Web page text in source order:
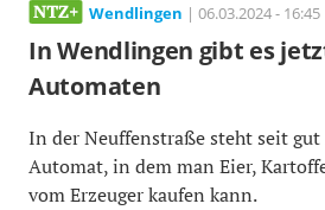
Wendlingen | 06.03.2024 - 16:45
In Wendlingen gibt es
Automaten
In der Neuffenstraße steht seit
Automat, in dem man Eier,
vom Erzeuger kaufen kann.